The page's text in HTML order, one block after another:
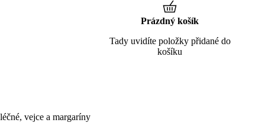
vejce a margaríny
Prázdný košík
Tady uvidíte položky přidané do
košíku